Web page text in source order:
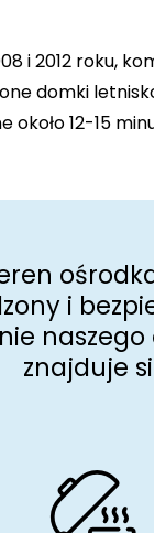
i 2012 roku,
domki
około 12-15
i
naszego
znajduje